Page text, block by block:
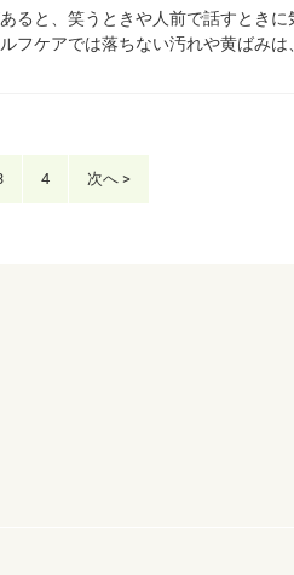
ると、笑うときや人前で話すときに
フケアでは落ちない汚れや黄ばみは
4 次へ >